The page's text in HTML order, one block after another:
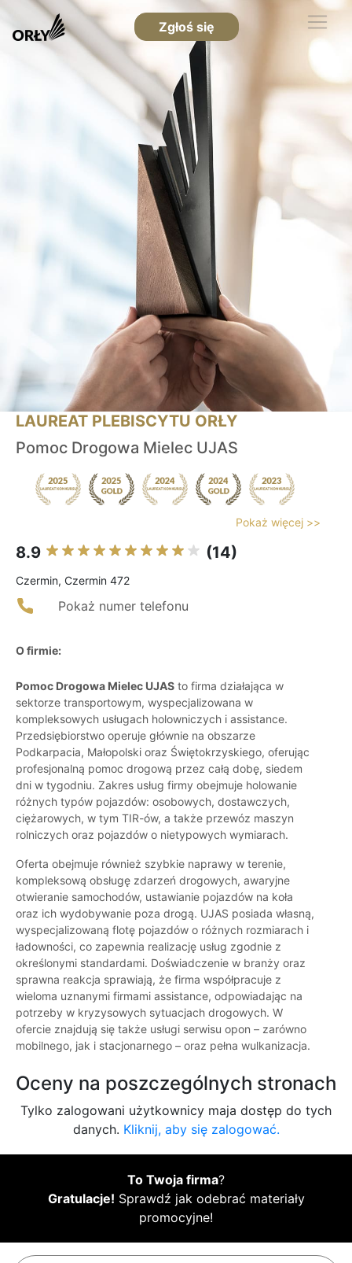
Zgłoś się
LAUREAT PLEBISCYTU ORŁY
Pomoc Drogowa Mielec UJAS
Pokaż więcej >>
8.9 (14)
Czermin, Czermin 472
Pokaż numer telefonu
O firmie:
Pomoc Drogowa Mielec UJAS to firma działająca w
sektorze transportowym, wyspecjalizowana w
kompleksowych usługach holowniczych i assistance.
Przedsiębiorstwo operuje głównie na obszarze
Podkarpacia, Małopolski oraz Świętokrzyskiego, oferując
profesjonalną pomoc drogową przez całą dobę, siedem
dni w tygodniu. Zakres usług firmy obejmuje holowanie
różnych typów pojazdów: osobowych, dostawczych,
ciężarowych, w tym TIR-ów, a także przewóz maszyn
rolniczych oraz pojazdów o nietypowych wymiarach.
Oferta obejmuje również szybkie naprawy w terenie,
kompleksową obsługę zdarzeń drogowych, awaryjne
otwieranie samochodów, ustawianie pojazdów na koła
oraz ich wydobywanie poza drogą. UJAS posiada własną,
wyspecjalizowaną flotę pojazdów o różnych rozmiarach i
ładowności, co zapewnia realizację usług zgodnie z
określonymi standardami. Doświadczenie w branży oraz
sprawna reakcja sprawiają, że firma współpracuje z
wieloma uznanymi firmami assistance, odpowiadając na
potrzeby w kryzysowych sytuacjach drogowych. W
ofercie znajdują się także usługi serwisu opon – zarówno
mobilnego, jak i stacjonarnego – oraz pełna wulkanizacja.
Oceny na poszczególnych stronach
Tylko zalogowani użytkownicy maja dostęp do tych
danych. Kliknij, aby się zalogować.
To Twoja firma?
Gratulacje! Sprawdź jak odebrać materiały
promocyjne!